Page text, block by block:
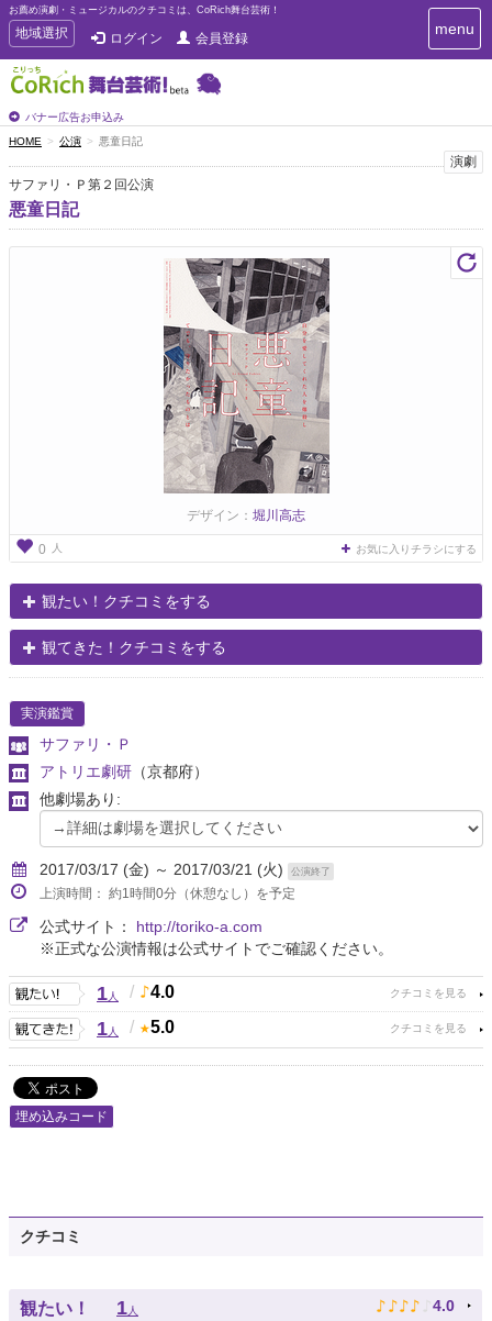
お薦め演劇・ミュージカルのクチコミは、CoRich舞台芸術！
T
o
g
g
e
n
a
v
i
g
地域選択 ログイン 会員登録
バナー広告お申込み
T
o
i
g
menu
HOME 公演 悪童日記
演劇
サファリ・Ｐ第２回公演
悪童日記
デザイン： 堀川高志
0 人 お気に入りチラシにする
観たい！クチコミをする
観てきた！クチコミをする
実演鑑賞
サファリ・Ｐ
アトリエ劇研 （京都府）
他劇場あり:
2017/03/17 (金) ～ 2017/03/21 (火) 公演終了
上演時間： 約1時間0分（休憩なし）を予定
公式サイト： http://toriko-a.com
※正式な公演情報は公式サイトでご確認ください。
1人 / 4.0
1人 / 5.0
埋め込みコード
クチコミ
観たい！ 1人 ♪ ♪ ♪ ♪ ♪ 4.0